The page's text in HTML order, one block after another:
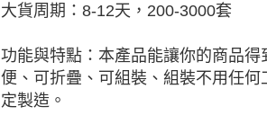
大貨周期：8-12天，200-3000套
功能與特點：本產品能讓你的商品
便、可折疊、可組裝、組裝不用任
定製造。